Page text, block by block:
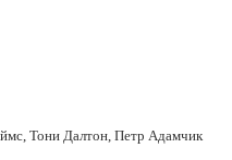
Тони Далтон, Петр Адамчик